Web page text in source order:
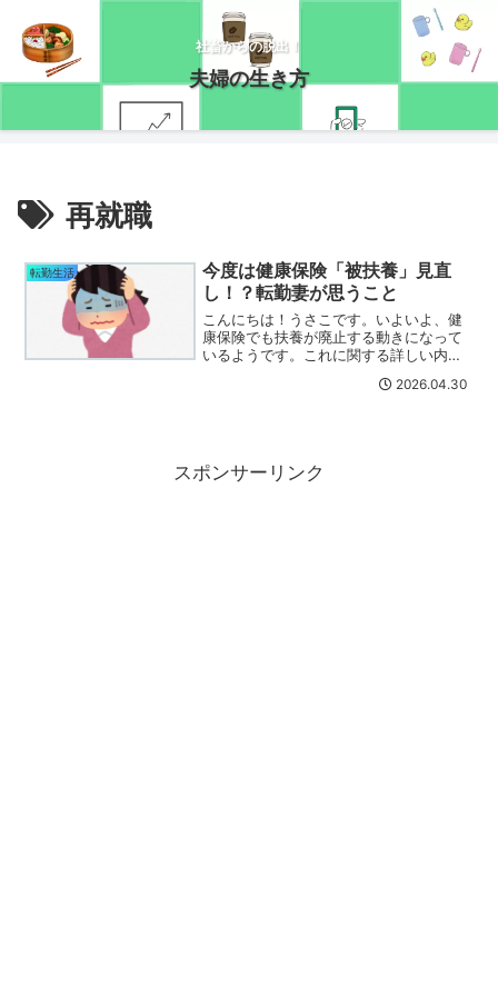
社畜からの脱出！
夫婦の生き方
再就職
転勤生活
今度は健康保険「被扶養」見直
し！？転勤妻が思うこと
こんにちは！うさこです。いよいよ、健
康保険でも扶養が廃止する動きになって
いるようです。これに関する詳しい内容
す。もともと健康保険の扶養の考え方は
2026.04.30
スポンサーリンク